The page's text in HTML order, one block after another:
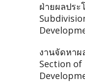
ฝ่ายผลปร
งานจัดหา
Section